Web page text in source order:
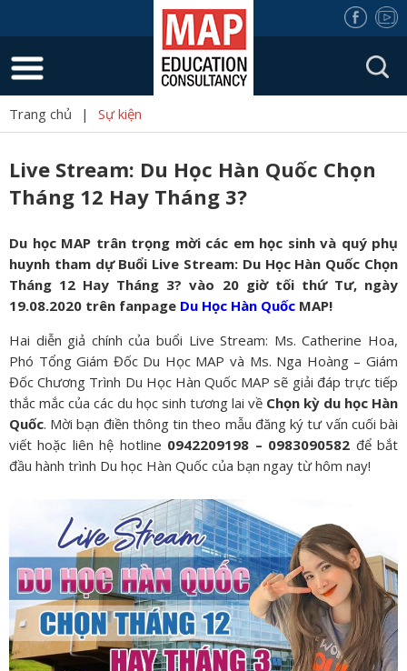
Trang chủ | Sự kiện
Live Stream: Du Học Hàn Quốc Chọn
Tháng 12 Hay Tháng 3?
Du học MAP trân trọng mời các em học sinh và quý phụ
huynh tham dự Buổi Live Stream: Du Học Hàn Quốc Chọn
Tháng 12 Hay Tháng 3? vào 20 giờ tối thứ Tư, ngày
19.08.2020 trên fanpage Du Học Hàn Quốc MAP!
Hai diễn giả chính của buổi Live Stream: Ms. Catherine Hoa,
Phó Tổng Giám Đốc Du Học MAP và Ms. Nga Hoàng – Giám
Đốc Chương Trình Du Học Hàn Quốc MAP sẽ giải đáp trực tiếp
thắc mắc của các du học sinh tương lai về Chọn kỳ du học Hàn
Quốc. Mời bạn điền thông tin theo mẫu đăng ký tư vấn cuối bài
viết hoặc liên hệ hotline 0942209198 – 0983090582 để bắt
đầu hành trình Du học Hàn Quốc của bạn ngay từ hôm nay!